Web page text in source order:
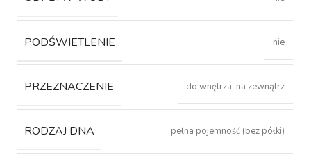
PODŚWIETLENIE nie
PRZEZNACZENIE do wnętrza, na zewnątrz
RODZAJ DNA pełna pojemność (bez półki)